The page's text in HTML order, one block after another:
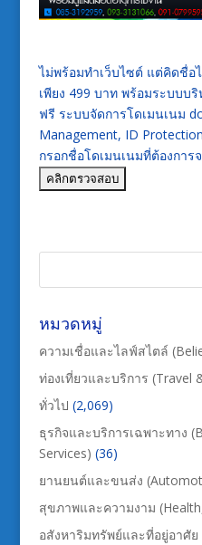
ไม่พร้อมทำเว็บไซต์ แต่คิดชื่อ
เพียง 499 บาท พร้อมระบบบ
ฟรี ระบบจัดการโดเมนเนม
Management, ID
กรอกชื่อโดเมนเนมที่ต้องการ
หมวดหมู่
ความเชื่อและไลฟ์สไตล์
ท่องเที่ยวและบริการ (Travel
ทั่วไป (2,069)
ธุรกิจและบริการเฉพาะทาง
Services) (36)
ยานยนต์และขนส่ง
สุขภาพและความงาม
อสังหาริมทรัพย์และที่อยู่อาศัย